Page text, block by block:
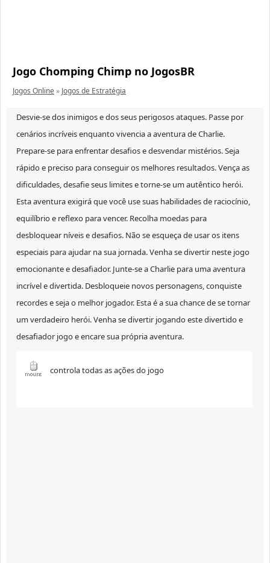
Jogo Chomping Chimp no JogosBR
Jogos Online» Jogos de Estratégia
Desvie-se dos inimigos e dos seus perigosos ataques. Passe por
cenários incríveis enquanto vivencia a aventura de Charlie.
Prepare-se para enfrentar desafios e desvendar mistérios. Seja
rápido e preciso para conseguir os melhores resultados. Vença as
dificuldades, desafie seus limites e torne-se um autêntico herói.
Esta aventura exigirá que você use suas habilidades de raciocínio,
equilíbrio e reflexo para vencer. Recolha moedas para
desbloquear níveis e desafios. Não se esqueça de usar os itens
especiais para ajudar na sua jornada. Venha se divertir neste jogo
emocionante e desafiador. Junte-se a Charlie para uma aventura
incrível e divertida. Desbloqueie novos personagens, conquiste
recordes e seja o melhor jogador. Esta é a sua chance de se tornar
um verdadeiro herói. Venha se divertir jogando este divertido e
desafiador jogo e encare sua própria aventura.
controla todas as ações do jogo